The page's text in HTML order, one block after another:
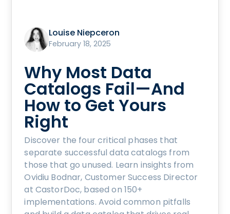
Louise Niepceron
February 18, 2025
Why Most Data
Catalogs Fail—And
How to Get Yours
Right
Discover the four critical phases that
separate successful data catalogs from
those that go unused. Learn insights from
Ovidiu Bodnar, Customer Success Director
at CastorDoc, based on 150+
implementations. Avoid common pitfalls